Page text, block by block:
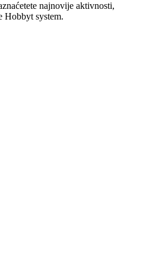
najnovije aktivnosti,
Hobbyt system.